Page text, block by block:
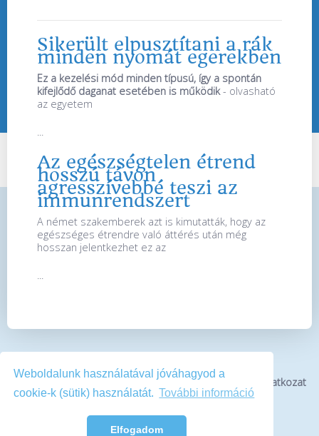
Weboldalunk használatával jóváhagyod a
cookie-k (sütik) használatát. További információ
Elfogadom
Sikerült elpusztítani a rák
minden nyomát egerekben
Ez a kezelési mód minden típusú, így a spontán
kifejlődő daganat esetében is működik- olvasható
az egyetem
Az egészségtelen étrend
hosszú távon
agresszívebbé teszi az
immunrendszert
A német szakemberek azt is kimutatták, hogy az
egészséges étrendre való áttérés után még
hosszan jelentkezhet ez az
Bemutatkozás Impresszum Médiaajánlat Jogi nyilatkozat